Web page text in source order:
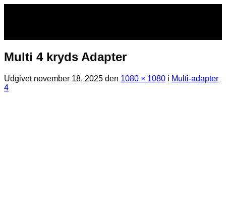
Multi 4 kryds Adapter
Udgivet november 18, 2025 den 1080 × 1080 i Multi-adapter
4